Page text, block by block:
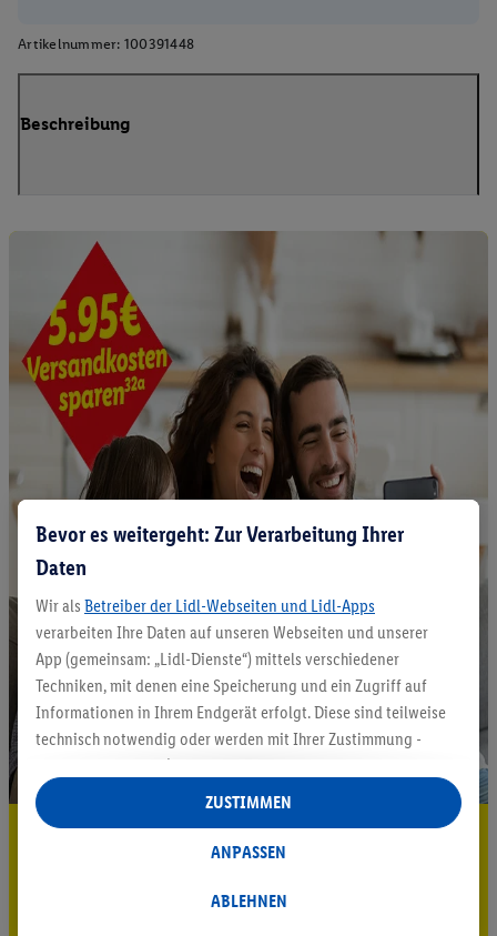
Artikelnummer: 100391448
Beschreibung
5.95 € Versand sparen³²ᵃ
Bevor es weitergeht: Zur Verarbeitung Ihrer
Daten
Wir als Betreiber der Lidl-Webseiten und Lidl-Apps
verarbeiten Ihre Daten auf unseren Webseiten und unserer
App (gemeinsam: „Lidl-Dienste“) mittels verschiedener
Techniken, mit denen eine Speicherung und ein Zugriff auf
Informationen in Ihrem Endgerät erfolgt. Diese sind teilweise
technisch notwendig oder werden mit Ihrer Zustimmung -
auch durch Partner (u.a.
Verantwortliche; im Zusammenhang mit dem IAB TCF
insgesamt
Statistik-Erstellung oder für personalisierte Werbung
Datenverarbeitungen für personalisierte Werbung werden
ABLEHNEN
ANPASSEN
ZUSTIMMEN